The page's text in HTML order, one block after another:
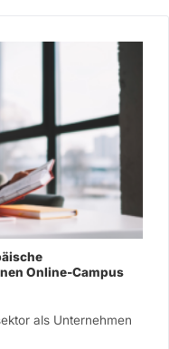
Online-Campus
als Unternehmen